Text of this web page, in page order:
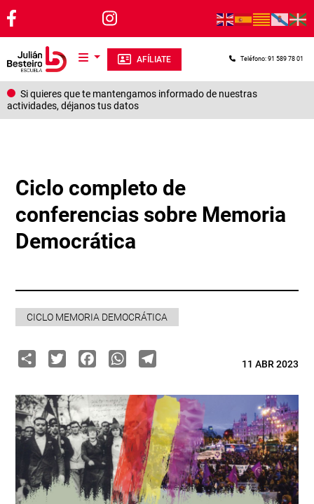
Pasar al contenido principal
AFÍLIATE Teléfono: 91 589 78 01
Si quieres que te mantengamos informado de nuestras
actividades, déjanos tus datos
Ciclo completo de
conferencias sobre Memoria
Democrática
CICLO MEMORIA DEMOCRÁTICA
ShareTwitterFacebook
WhatsApp
Telegram11 ABR 2023